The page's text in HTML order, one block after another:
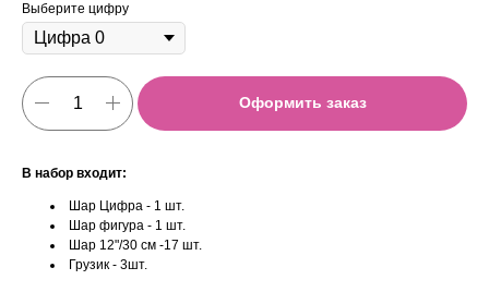
Выберите цифру
Оформить заказ
В набор входит:
Шар Цифра - 1 шт.
Шар фигура - 1 шт.
Шар 12"/30 см -17 шт.
Грузик - 3шт.